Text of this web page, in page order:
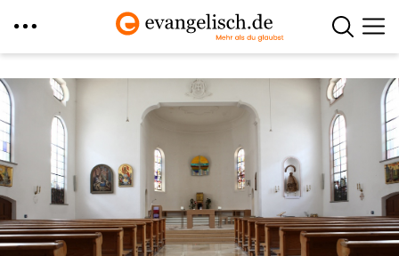
zum
Inhalt